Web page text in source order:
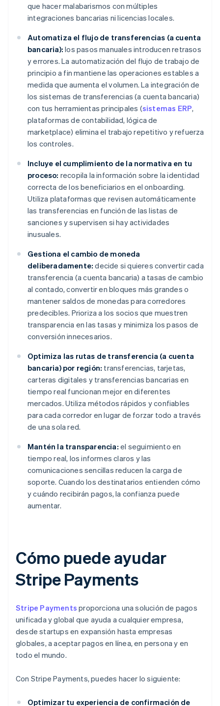
que hacer malabarismos con múltiples
integraciones bancarias ni licencias locales.
Automatiza el flujo de transferencias (a cuenta
bancaria): los pasos manuales introducen retrasos
y errores. La automatización del flujo de trabajo de
principio a fin mantiene las operaciones estables a
medida que aumenta el volumen. La integración de
los sistemas de transferencias (a cuenta bancaria)
con tus herramientas principales (sistemas ERP,
plataformas de contabilidad, lógica de
marketplace) elimina el trabajo repetitivo y refuerza
los controles.
Incluye el cumplimiento de la normativa en tu
proceso: recopila la información sobre la identidad
correcta de los beneficiarios en el onboarding.
Utiliza plataformas que revisen automáticamente
las transferencias en función de las listas de
sanciones y supervisen si hay actividades
inusuales.
Gestiona el cambio de moneda
deliberadamente: decide si quieres convertir cada
transferencia (a cuenta bancaria) a tasas de cambio
al contado, convertir en bloques más grandes o
mantener saldos de monedas para corredores
predecibles. Prioriza a los socios que muestren
transparencia en las tasas y minimiza los pasos de
conversión innecesarios.
Optimiza las rutas de transferencia (a cuenta
bancaria) por región: transferencias, tarjetas,
carteras digitales y transferencias bancarias en
tiempo real funcionan mejor en diferentes
mercados. Utiliza métodos rápidos y confiables
para cada corredor en lugar de forzar todo a través
de una sola red.
Mantén la transparencia: el seguimiento en
tiempo real, los informes claros y las
comunicaciones sencillas reducen la carga de
soporte. Cuando los destinatarios entienden cómo
y cuándo recibirán pagos, la confianza puede
aumentar.
Cómo puede ayudar
Stripe Payments
Stripe Payments proporciona una solución de pagos
unificada y global que ayuda a cualquier empresa,
desde startups en expansión hasta empresas
globales, a aceptar pagos en línea, en persona y en
todo el mundo.
Con Stripe Payments, puedes hacer lo siguiente:
Optimizar tu experiencia de confirmación de